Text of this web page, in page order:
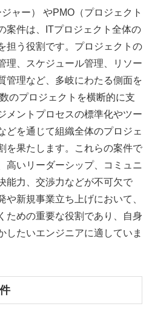
ャー） やPMO（プロジェクト
案件は、ITプロジェクト全体の
担う役割です。プロジェクトの
理、スケジュール管理、リソー
管理など、多岐にわたる側面を
のプロジェクトを横断的に支
メントプロセスの標準化やツー
どを通じて組織全体のプロジェ
を果たします。これらの案件で
高いリーダーシップ、コミュニ
能力、交渉力などが不可欠で
新規事業立ち上げにおいて、
ための重要な役割であり、自身
したいエンジニアに適していま